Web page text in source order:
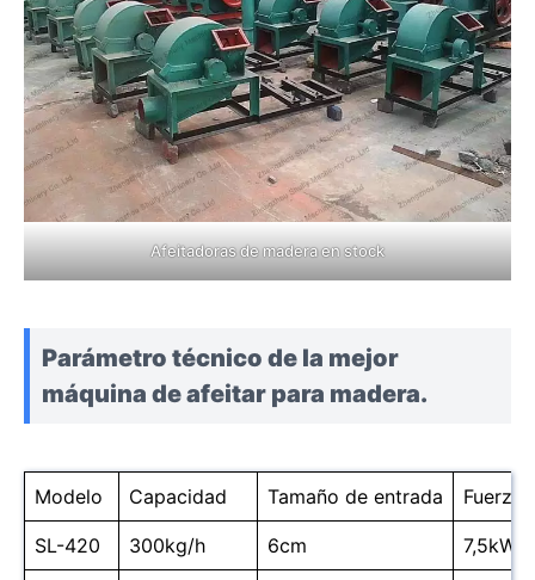
Afeitadoras de madera en stock
Parámetro técnico de la mejor
máquina de afeitar para madera.
Modelo Capacidad Tamaño de entrada Fuerza
SL-420 300kg/h 6cm 7,5kW